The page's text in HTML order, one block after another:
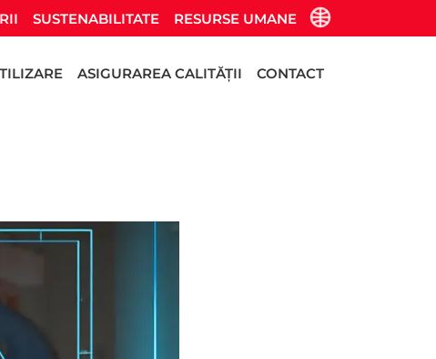
SUSTENABILITATE RESURSE UMANE
ASIGURAREA CALITĂȚII CONTACT